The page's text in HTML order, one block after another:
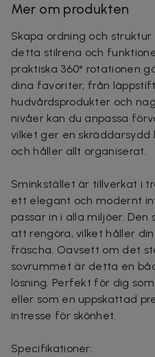
Mer om produkten
Skapa ordning och
detta stilrena och
praktiska 360° rotationen
dina favoriter, från
hudvårdsprodukter och
nivåer kan du anpassa
vilket ger en skräddarsydd
och håller allt organiserat.
Sminkstället är tillverkat i
ett elegant och modernt
passar in i alla miljöer.
att rengöra, vilket håller
fräscha. Oavsett om det
sovrummet är detta en
lösning. Perfekt för dig
eller som en uppskattad
intresse för skönhet.
Specifikationer: